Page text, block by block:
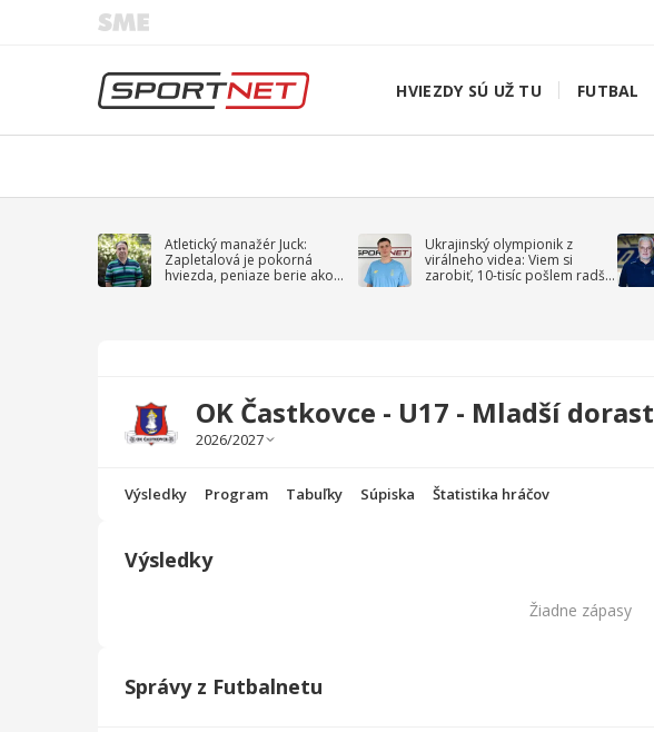
HVIEZDY SÚ UŽ TU FUTBAL
Atletický manažér Juck:
Zapletalová je pokorná
hviezda, peniaze berie ako
Ukrajinský olympionik z
virálneho videa: Viem si
zarobiť, 10-tisíc pošlem radšej
OK Častkovce - U17 - Mladší dorast
Výsledky Program Tabuľky Súpiska Štatistika hráčov
Výsledky
Žiadne zápasy
Správy z Futbalnetu